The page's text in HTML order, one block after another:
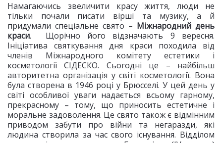
Намагаючись звеличити красу життя, люди не
тільки почали писати вірші та музику, а й
придумали спеціальне свято – Міжнародний день
краси. Щорічно його відзначають 9 вересня.
Ініціатива святкування дня краси походила від
членів Міжнародного комітету естетики і
косметології СІДЕСКО. Сьогодні це – найбільш
авторитетна організація у світі косметології. Вона
була створена в 1946 році у Брюсселі. У цей день у
світі особливої уваги надається всьому гарному,
прекрасному – тому, що приносить естетичне і
моральне задоволення. Це свято також є відмінним
приводом забути про війни та негаразди, які
людина створила за час свого існування. Відділом